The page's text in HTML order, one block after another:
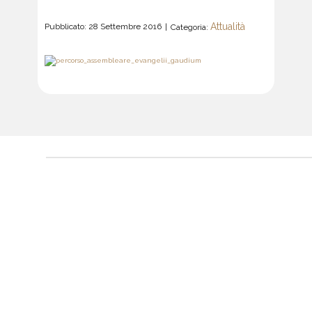
Pubblicato: 28 Settembre 2016 Categoria: Attualità